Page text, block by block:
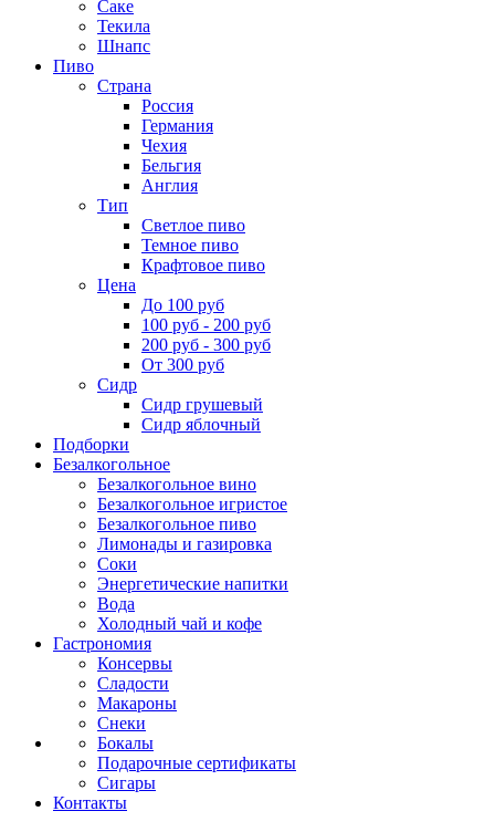
Саке
Текила
Шнапс
Пиво
Страна
Россия
Германия
Чехия
Бельгия
Англия
Тип
Светлое пиво
Темное пиво
Крафтовое пиво
Цена
До 100 руб
100 руб - 200 руб
200 руб - 300 руб
От 300 руб
Сидр
Сидр грушевый
Сидр яблочный
Подборки
Безалкогольное
Безалкогольное вино
Безалкогольное игристое
Безалкогольное пиво
Лимонады и газировка
Соки
Энергетические напитки
Вода
Холодный чай и кофе
Гастрономия
Консервы
Сладости
Макароны
Снеки
Бокалы
Подарочные сертификаты
Сигары
Контакты